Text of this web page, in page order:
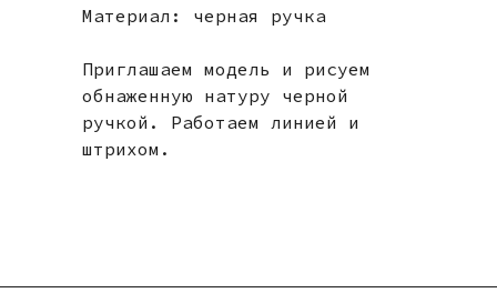
Материал: черная ручка
Приглашаем модель и рисуем
обнаженную натуру черной
ручкой. Работаем линией и
штрихом.